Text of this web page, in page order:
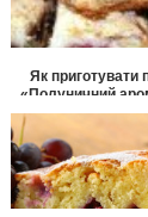
Як приготувати
«Полуничний